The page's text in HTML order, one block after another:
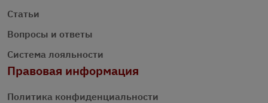
Статьи
Вопросы и ответы
Система лояльности
Правовая информация
Политика конфиденциальности